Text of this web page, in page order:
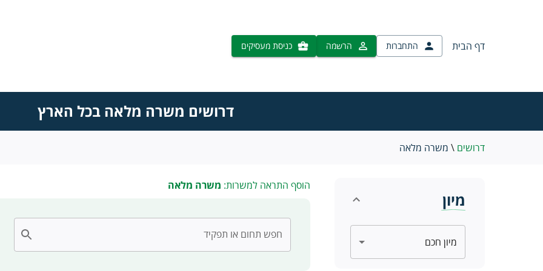
דף הבית התחברות הרשמה כניסת מעסיקים
דרושים משרה מלאה בכל הארץ
דרושים \ משרה מלאה
מיון
הוסף התראה למשרות: משרה מלאה
חפש תחום או תפקיד